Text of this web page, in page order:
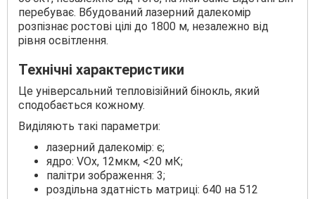
перебуває. Вбудований лазерний далекомір
розпізнає ростові цілі до 1800 м, незалежно від
рівня освітлення.
Технічні характеристики
Це універсальний тепловізійний бінокль, який
сподобається кожному.
Виділяють такі параметри:
лазерний далекомір: є;
ядро: VOx, 12мĸм, <20 мК;
палітри зображення: 3;
роздільна здатність матриці: 640 на 512